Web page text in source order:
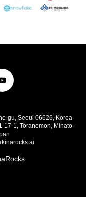
gu, Seoul 06626, Korea
17-1, Toranomon, Minato-